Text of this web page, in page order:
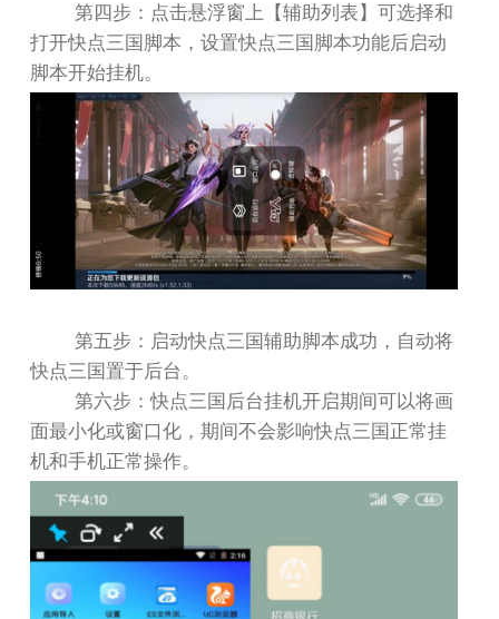
第四步：点击悬浮窗上【辅助列表】可选择和
打开快点三国脚本，设置快点三国脚本功能后启动
脚本开始挂机。
第五步：启动快点三国辅助脚本成功，自动将
快点三国置于后台。
第六步：快点三国后台挂机开启期间可以将画
面最小化或窗口化，期间不会影响快点三国正常挂
机和手机正常操作。